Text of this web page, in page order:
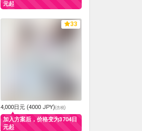
元起
33
4,000日元 (4000 JPY)(含税)
加入方案后，价格变为3704日
元起